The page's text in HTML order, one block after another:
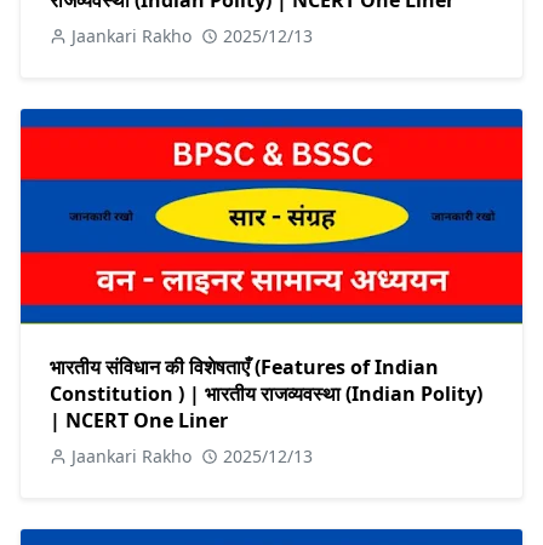
Jaankari Rakho 2025/12/13
भारतीय संविधान की विशेषताएँ (Features of Indian
Constitution ) | भारतीय राजव्यवस्था (Indian Polity)
| NCERT One Liner
Jaankari Rakho 2025/12/13